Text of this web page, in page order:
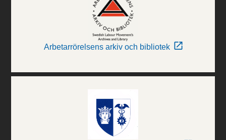
Arbetarrörelsens arkiv och bibliotek